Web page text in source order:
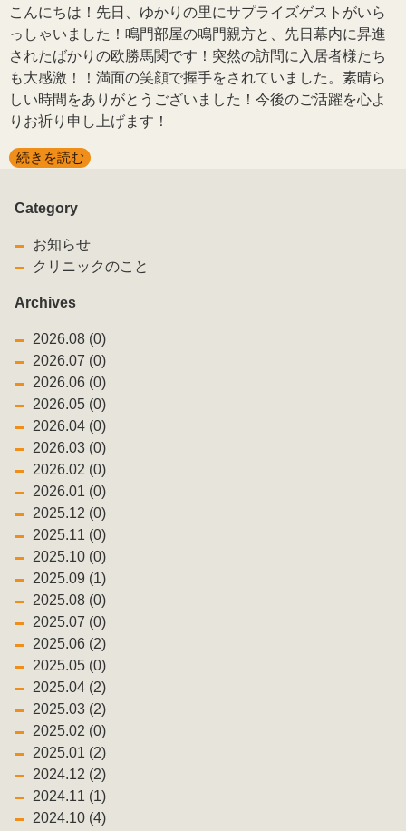
こんにちは！先日、ゆかりの里にサプライズゲストがいら
っしゃいました！鳴門部屋の鳴門親方と、先日幕内に昇進
されたばかりの欧勝馬関です！突然の訪問に入居者様たち
も大感激！！満面の笑顔で握手をされていました。素晴ら
しい時間をありがとうございました！今後のご活躍を心よ
りお祈り申し上げます！
続きを読む
Category
お知らせ
クリニックのこと
Archives
2026.08 (0)
2026.07 (0)
2026.06 (0)
2026.05 (0)
2026.04 (0)
2026.03 (0)
2026.02 (0)
2026.01 (0)
2025.12 (0)
2025.11 (0)
2025.10 (0)
2025.09 (1)
2025.08 (0)
2025.07 (0)
2025.06 (2)
2025.05 (0)
2025.04 (2)
2025.03 (2)
2025.02 (0)
2025.01 (2)
2024.12 (2)
2024.11 (1)
2024.10 (4)